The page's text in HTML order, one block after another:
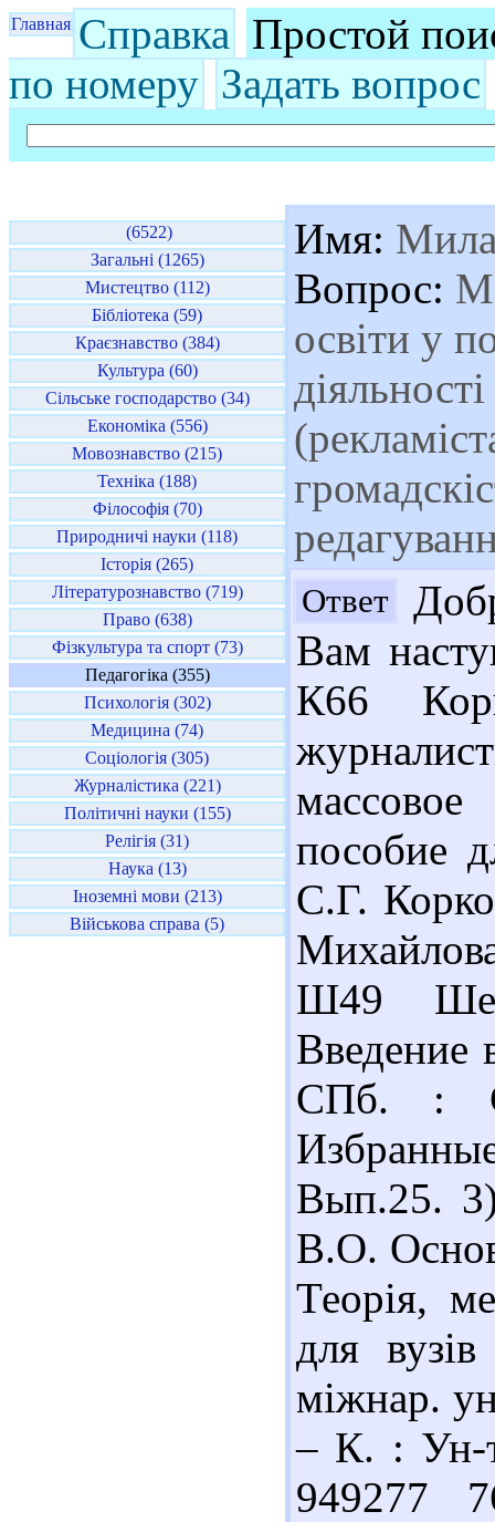
Главная Справка Простой
по номеру Задать вопрос
(6522)
Загальні (1265)
Мистецтво (112)
Бібліотека (59)
Краєзнавство (384)
Культура (60)
Сільське господарство (34)
Економіка (556)
Мовознавство (215)
Техніка (188)
Філософія (70)
Природничі науки (118)
Історія (265)
Літературознавство (719)
Право (638)
Фізкультура та спорт (73)
Педагогіка (355)
Психологія (302)
Медицина (74)
Соціологія (305)
Журналістика (221)
Політичні науки (155)
Релігія (31)
Наука (13)
Іноземні мови (213)
Військова справа (5)
Имя:
Вопрос:
освіти у
Ответ
Вам
К66
пособие
С.Г.
Ш49
СПб. :
Вып.25.
В.О.
Теорія,
для
міжнар.
– К. : Ун-
949277